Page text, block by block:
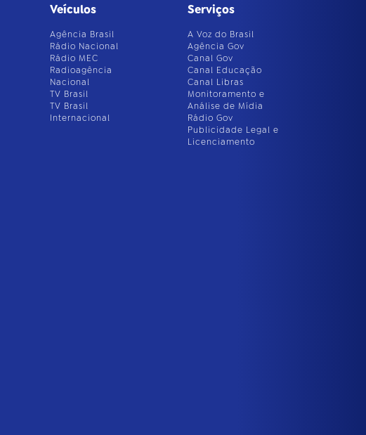
Veículos
Agência Brasil
Rádio Nacional
Rádio MEC
Radioagência
Nacional
TV Brasil
TV Brasil
Internacional
Serviços
A Voz do Brasil
Agência Gov
Canal Gov
Canal Educação
Canal Libras
Monitoramento e
Análise de Mídia
Rádio Gov
Publicidade Legal e
Licenciamento